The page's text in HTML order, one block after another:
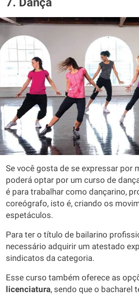
Se você gosta de se expressar por
poderá optar por um curso de
é para trabalhar como dançarino,
coreógrafo, isto é, criando os
espetáculos.
Para ter o título de bailarino
necessário adquirir um atestado
sindicatos da categoria.
Esse curso também oferece as
licenciatura, sendo que o bacharel